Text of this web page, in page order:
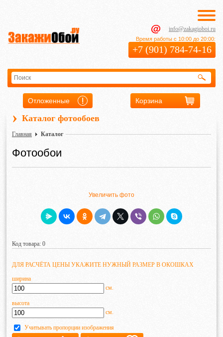
info@zakagioboi.ru
Время работы с 10:00 до 20:00:
+7 (901) 784-74-16
Отложенные Корзина
› Каталог фотообоев
Главная Каталог
Фотообои
Увеличить фото
Код товара: 0
ДЛЯ РАСЧЁТА ЦЕНЫ УКАЖИТЕ НУЖНЫЙ РАЗМЕР В ОКОШКАХ
ширина
см.
высота
см.
Учитывать пропорции изображения